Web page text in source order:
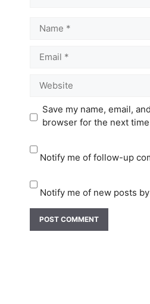
Name
Email
Website
Save my name, email,
browser for the next
Notify me of follow-up
Notify me of new posts